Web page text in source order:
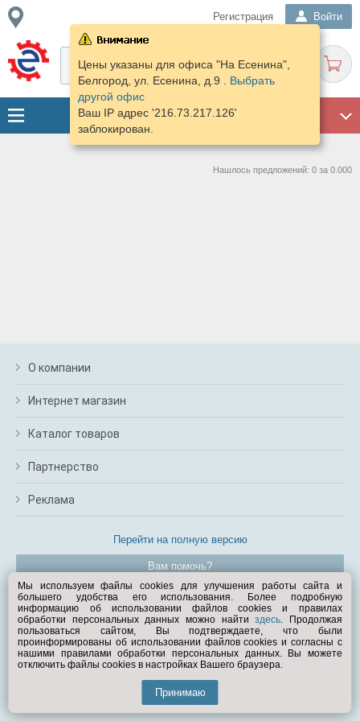
Регистрация Войти
Цены указаны для офиса "На Есенина",
Белгород, ул. Есенина, д.9 . Выбрать
другой офис
Ваш IP адрес '216.73.217.126'
заблокирован.
Нашлось предложений: 0 за 0.000
О компании
Интернет магазин
Каталог товаров
Партнерство
Реклама
Перейти на полную версию
Вам помочь?
© Exist.ru 1998—2026
Мы используем файлы cookies для улучшения работы сайта и
большего удобства его использования. Более подробную
информацию об использовании файлов cookies и правилах
обработки персональных данных можно найтиздесь. Продолжая
пользоваться сайтом, Вы подтверждаете, что были
проинформированы об использовании файлов cookies и согласны с
нашими правилами обработки персональных данных. Вы можете
отключить файлы cookies в настройках Вашего браузера.
Принимаю